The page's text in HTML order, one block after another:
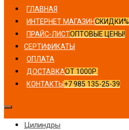
ГЛАВНАЯ
ИНТЕРНЕТ МАГАЗИНСКИДКИ%
ПРАЙС-ЛИСТОПТОВЫЕ ЦЕНЫ!
СЕРТИФИКАТЫ
ОПЛАТА
ДОСТАВКАОТ 1000Р.
КОНТАКТЫ +7 985 135-25-39
Цилиндры